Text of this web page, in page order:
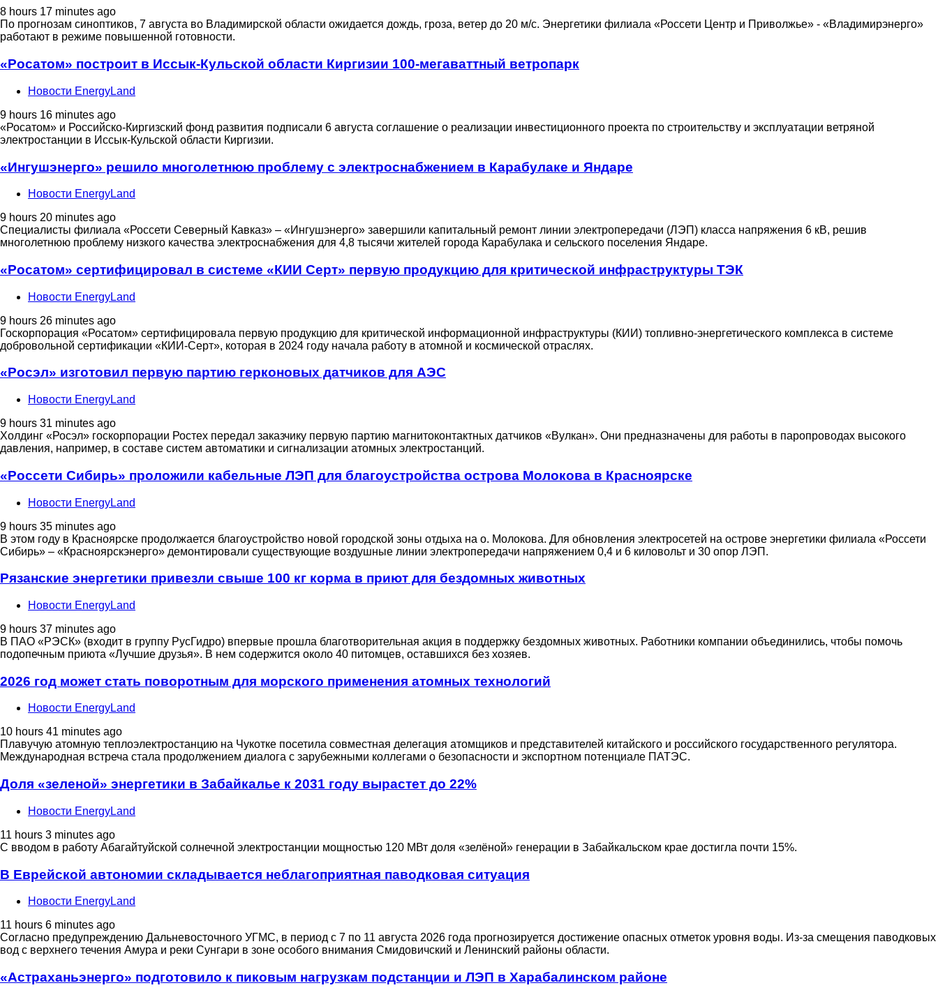
8 hours 17 minutes ago
По прогнозам синоптиков, 7 августа во Владимирской области ожидается дождь, гроза, ветер до 20 м/с. Энергетики филиала «Россети Центр и Приволжье» - «Владимирэнерго»
работают в режиме повышенной готовности.
«Росатом» построит в Иссык-Кульской области Киргизии 100-мегаваттный ветропарк
Новости EnergyLand
9 hours 16 minutes ago
«Росатом» и Российско-Киргизский фонд развития подписали 6 августа соглашение о реализации инвестиционного проекта по строительству и эксплуатации ветряной
электростанции в Иссык-Кульской области Киргизии.
«Ингушэнерго» решило многолетнюю проблему с электроснабжением в Карабулаке и Яндаре
Новости EnergyLand
9 hours 20 minutes ago
Специалисты филиала «Россети Северный Кавказ» – «Ингушэнерго» завершили капитальный ремонт линии электропередачи (ЛЭП) класса напряжения 6 кВ, решив
многолетнюю проблему низкого качества электроснабжения для 4,8 тысячи жителей города Карабулака и сельского поселения Яндаре.
«Росатом» сертифицировал в системе «КИИ Серт» первую продукцию для критической инфраструктуры ТЭК
Новости EnergyLand
9 hours 26 minutes ago
Госкорпорация «Росатом» сертифицировала первую продукцию для критической информационной инфраструктуры (КИИ) топливно-энергетического комплекса в системе
добровольной сертификации «КИИ‑Серт», которая в 2024 году начала работу в атомной и космической отраслях.
«Росэл» изготовил первую партию герконовых датчиков для АЭС
Новости EnergyLand
9 hours 31 minutes ago
Холдинг «Росэл» госкорпорации Ростех передал заказчику первую партию магнитоконтактных датчиков «Вулкан». Они предназначены для работы в паропроводах высокого
давления, например, в составе систем автоматики и сигнализации атомных электростанций.
«Россети Сибирь» проложили кабельные ЛЭП для благоустройства острова Молокова в Красноярске
Новости EnergyLand
9 hours 35 minutes ago
В этом году в Красноярске продолжается благоустройство новой городской зоны отдыха на о. Молокова. Для обновления электросетей на острове энергетики филиала «Россети
Сибирь» – «Красноярскэнерго» демонтировали существующие воздушные линии электропередачи напряжением 0,4 и 6 киловольт и 30 опор ЛЭП.
Рязанские энергетики привезли свыше 100 кг корма в приют для бездомных животных
Новости EnergyLand
9 hours 37 minutes ago
В ПАО «РЭСК» (входит в группу РусГидро) впервые прошла благотворительная акция в поддержку бездомных животных. Работники компании объединились, чтобы помочь
подопечным приюта «Лучшие друзья». В нем содержится около 40 питомцев, оставшихся без хозяев.
2026 год может стать поворотным для морского применения атомных технологий
Новости EnergyLand
10 hours 41 minutes ago
Плавучую атомную теплоэлектростанцию на Чукотке посетила совместная делегация атомщиков и представителей китайского и российского государственного регулятора.
Международная встреча стала продолжением диалога с зарубежными коллегами о безопасности и экспортном потенциале ПАТЭС.
Доля «зеленой» энергетики в Забайкалье к 2031 году вырастет до 22%
Новости EnergyLand
11 hours 3 minutes ago
С вводом в работу Абагайтуйской солнечной электростанции мощностью 120 МВт доля «зелёной» генерации в Забайкальском крае достигла почти 15%.
В Еврейской автономии складывается неблагоприятная паводковая ситуация
Новости EnergyLand
11 hours 6 minutes ago
Согласно предупреждению Дальневосточного УГМС, в период с 7 по 11 августа 2026 года прогнозируется достижение опасных отметок уровня воды. Из-за смещения паводковых
вод с верхнего течения Амура и реки Сунгари в зоне особого внимания Смидовичский и Ленинский районы области.
«Астраханьэнерго» подготовило к пиковым нагрузкам подстанции и ЛЭП в Харабалинском районе